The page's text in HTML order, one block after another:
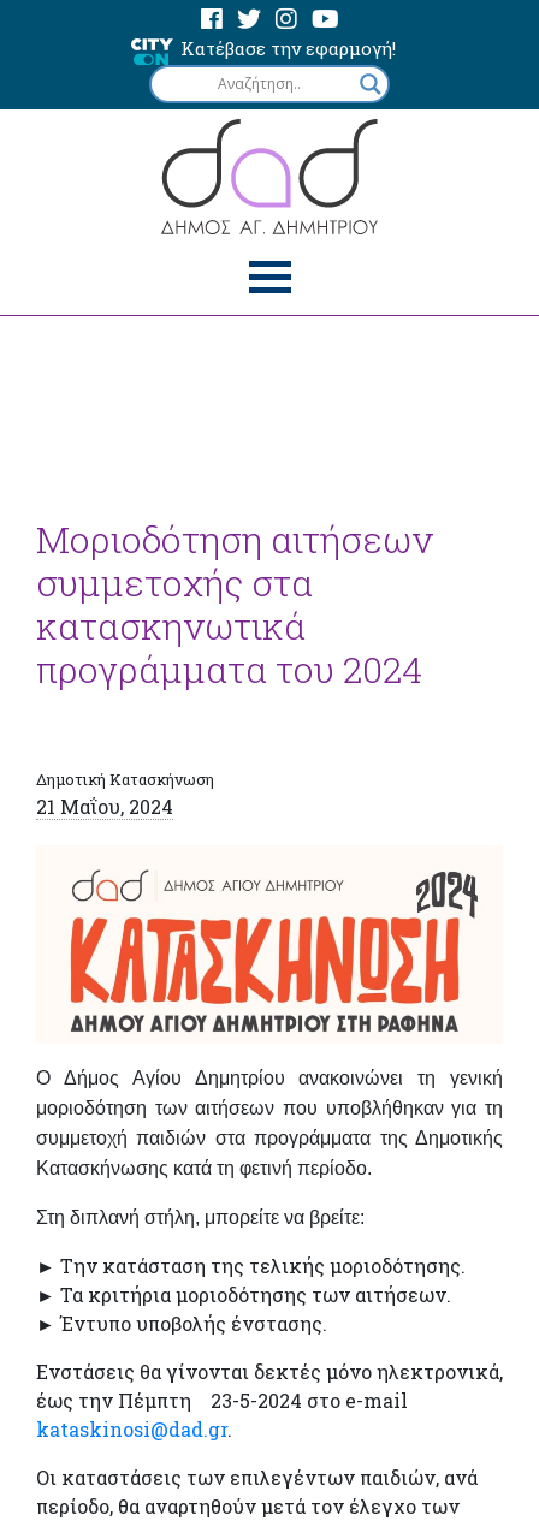
Κατέβασε την εφαρμογή!
Μοριοδότηση αιτήσεων
συμμετοχής στα
κατασκηνωτικά
προγράμματα του 2024
Δημοτική Κατασκήνωση
21 Μαΐου, 2024
Ο Δήμος Αγίου Δημητρίου ανακοινώνει τη γενική
μοριοδότηση των αιτήσεων που υποβλήθηκαν για τη
συμμετοχή παιδιών στα προγράμματα της Δημοτικής
Κατασκήνωσης κατά τη φετινή περίοδο.
Στη διπλανή στήλη, μπορείτε να βρείτε:
► Την κατάσταση της τελικής μοριοδότησης.
► Τα κριτήρια μοριοδότησης των αιτήσεων.
► Έντυπο υποβολής ένστασης.
Ενστάσεις θα γίνονται δεκτές μόνο ηλεκτρονικά,
έως την Πέμπτη 23-5-2024 στο e-mail
kataskinosi@dad.gr.
Οι καταστάσεις των επιλεγέντων παιδιών, ανά
περίοδο, θα αναρτηθούν μετά τον έλεγχο των